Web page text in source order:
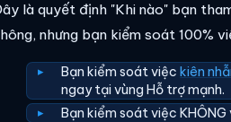
là quyết định "Khi nào" bạn
nhưng bạn kiểm soát 100%
Bạn kiểm soát việckiên
ngay tại vùng Hỗ trợ mạnh.
Bạn kiểm soát việc